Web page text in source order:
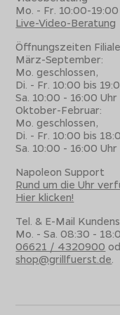
Damit der
Einfach die
Mo. - Fr. 10:00-19:00
Live-Video-Beratung
Öffnungszeiten
März-September:
Mo. geschlossen,
Di. - Fr. 10:00 bis
Sa. 10:00 - 16:00 Uhr
Oktober-Februar:
Mo. geschlossen,
Di. - Fr. 10:00 bis
Sa. 10:00 - 16:00 Uhr
Napoleon Support
Rund um die Uhr
Hier klicken!
Tel. & E-Mail
Mo. - Sa. 08:30 -
06621 / 4320900
shop@grillfuerst.de